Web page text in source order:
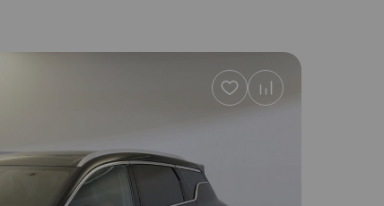
Добавить
в